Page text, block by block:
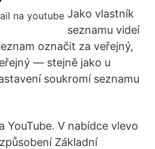
Jako vlastník
seznamu videí
označit za veřejný,
— stejně jako u
soukromí seznamu
YouTube. V nabídce vlevo
Základní